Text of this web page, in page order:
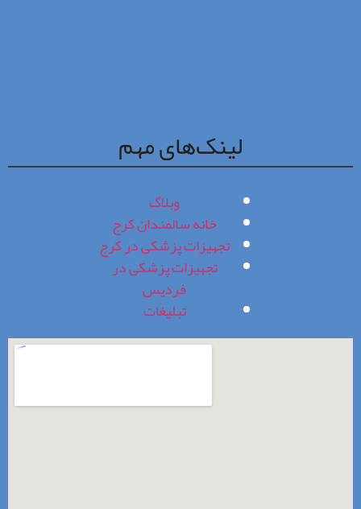
لینک‌های مهم
وبلاگ
خانه سالمندان کرج
تجهیزات پزشکی در کرج
تجهیزات پزشکی در
فردیس
تبلیغات